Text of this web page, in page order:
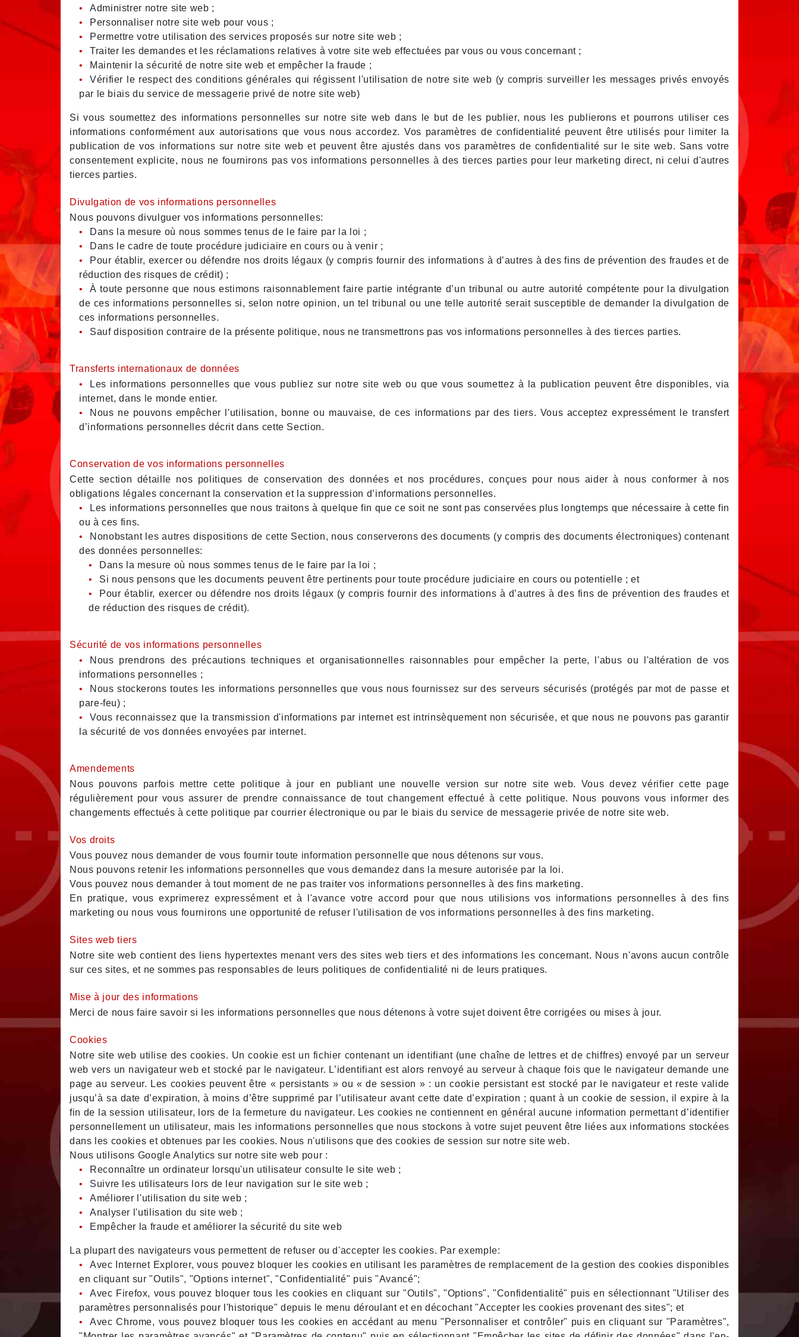
Administrer notre site web ;
Personnaliser notre site web pour vous ;
Permettre votre utilisation des services proposés sur notre site web ;
Traiter les demandes et les réclamations relatives à votre site web effectuées par vous ou vous concernant ;
Maintenir la sécurité de notre site web et empêcher la fraude ;
Vérifier le respect des conditions générales qui régissent l'utilisation de notre site web (y compris surveiller les messages privés envoyés
par le biais du service de messagerie privé de notre site web)
Si vous soumettez des informations personnelles sur notre site web dans le but de les publier, nous les publierons et pourrons utiliser ces
informations conformément aux autorisations que vous nous accordez. Vos paramètres de confidentialité peuvent être utilisés pour limiter la
publication de vos informations sur notre site web et peuvent être ajustés dans vos paramètres de confidentialité sur le site web. Sans votre
consentement explicite, nous ne fournirons pas vos informations personnelles à des tierces parties pour leur marketing direct, ni celui d'autres
tierces parties.
Divulgation de vos informations personnelles
Nous pouvons divulguer vos informations personnelles:
Dans la mesure où nous sommes tenus de le faire par la loi ;
Dans le cadre de toute procédure judiciaire en cours ou à venir ;
Pour établir, exercer ou défendre nos droits légaux (y compris fournir des informations à d’autres à des fins de prévention des fraudes et de
réduction des risques de crédit) ;
À toute personne que nous estimons raisonnablement faire partie intégrante d’un tribunal ou autre autorité compétente pour la divulgation
de ces informations personnelles si, selon notre opinion, un tel tribunal ou une telle autorité serait susceptible de demander la divulgation de
ces informations personnelles.
Sauf disposition contraire de la présente politique, nous ne transmettrons pas vos informations personnelles à des tierces parties.
Transferts internationaux de données
Les informations personnelles que vous publiez sur notre site web ou que vous soumettez à la publication peuvent être disponibles, via
internet, dans le monde entier.
Nous ne pouvons empêcher l'utilisation, bonne ou mauvaise, de ces informations par des tiers. Vous acceptez expressément le transfert
d’informations personnelles décrit dans cette Section.
Conservation de vos informations personnelles
Cette section détaille nos politiques de conservation des données et nos procédures, conçues pour nous aider à nous conformer à nos
obligations légales concernant la conservation et la suppression d’informations personnelles.
Les informations personnelles que nous traitons à quelque fin que ce soit ne sont pas conservées plus longtemps que nécessaire à cette fin
ou à ces fins.
Nonobstant les autres dispositions de cette Section, nous conserverons des documents (y compris des documents électroniques) contenant
des données personnelles:
Dans la mesure où nous sommes tenus de le faire par la loi ;
Si nous pensons que les documents peuvent être pertinents pour toute procédure judiciaire en cours ou potentielle ; et
Pour établir, exercer ou défendre nos droits légaux (y compris fournir des informations à d’autres à des fins de prévention des fraudes et
de réduction des risques de crédit).
Sécurité de vos informations personnelles
Nous prendrons des précautions techniques et organisationnelles raisonnables pour empêcher la perte, l'abus ou l'altération de vos
informations personnelles ;
Nous stockerons toutes les informations personnelles que vous nous fournissez sur des serveurs sécurisés (protégés par mot de passe et
pare-feu) ;
Vous reconnaissez que la transmission d'informations par internet est intrinsèquement non sécurisée, et que nous ne pouvons pas garantir
la sécurité de vos données envoyées par internet.
Amendements
Nous pouvons parfois mettre cette politique à jour en publiant une nouvelle version sur notre site web. Vous devez vérifier cette page
régulièrement pour vous assurer de prendre connaissance de tout changement effectué à cette politique. Nous pouvons vous informer des
changements effectués à cette politique par courrier électronique ou par le biais du service de messagerie privée de notre site web.
Vos droits
Vous pouvez nous demander de vous fournir toute information personnelle que nous détenons sur vous.
Nous pouvons retenir les informations personnelles que vous demandez dans la mesure autorisée par la loi.
Vous pouvez nous demander à tout moment de ne pas traiter vos informations personnelles à des fins marketing.
En pratique, vous exprimerez expressément et à l'avance votre accord pour que nous utilisions vos informations personnelles à des fins
marketing ou nous vous fournirons une opportunité de refuser l'utilisation de vos informations personnelles à des fins marketing.
Sites web tiers
Notre site web contient des liens hypertextes menant vers des sites web tiers et des informations les concernant. Nous n'avons aucun contrôle
sur ces sites, et ne sommes pas responsables de leurs politiques de confidentialité ni de leurs pratiques.
Mise à jour des informations
Merci de nous faire savoir si les informations personnelles que nous détenons à votre sujet doivent être corrigées ou mises à jour.
Cookies
Notre site web utilise des cookies. Un cookie est un fichier contenant un identifiant (une chaîne de lettres et de chiffres) envoyé par un serveur
web vers un navigateur web et stocké par le navigateur. L’identifiant est alors renvoyé au serveur à chaque fois que le navigateur demande une
page au serveur. Les cookies peuvent être « persistants » ou « de session » : un cookie persistant est stocké par le navigateur et reste valide
jusqu’à sa date d’expiration, à moins d’être supprimé par l’utilisateur avant cette date d’expiration ; quant à un cookie de session, il expire à la
fin de la session utilisateur, lors de la fermeture du navigateur. Les cookies ne contiennent en général aucune information permettant d’identifier
personnellement un utilisateur, mais les informations personnelles que nous stockons à votre sujet peuvent être liées aux informations stockées
dans les cookies et obtenues par les cookies. Nous n'utilisons que des cookies de session sur notre site web.
Nous utilisons Google Analytics sur notre site web pour :
Reconnaître un ordinateur lorsqu'un utilisateur consulte le site web ;
Suivre les utilisateurs lors de leur navigation sur le site web ;
Améliorer l'utilisation du site web ;
Analyser l'utilisation du site web ;
Empêcher la fraude et améliorer la sécurité du site web
La plupart des navigateurs vous permettent de refuser ou d'accepter les cookies. Par exemple:
Avec Internet Explorer, vous pouvez bloquer les cookies en utilisant les paramètres de remplacement de la gestion des cookies disponibles
en cliquant sur "Outils", "Options internet", "Confidentialité" puis "Avancé";
Avec Firefox, vous pouvez bloquer tous les cookies en cliquant sur "Outils", "Options", "Confidentialité" puis en sélectionnant "Utiliser des
paramètres personnalisés pour l'historique" depuis le menu déroulant et en décochant "Accepter les cookies provenant des sites"; et
Avec Chrome, vous pouvez bloquer tous les cookies en accédant au menu "Personnaliser et contrôler" puis en cliquant sur "Paramètres",